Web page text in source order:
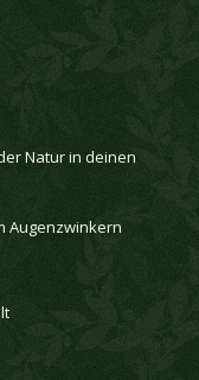
Natur in deinen
Augenzwinkern